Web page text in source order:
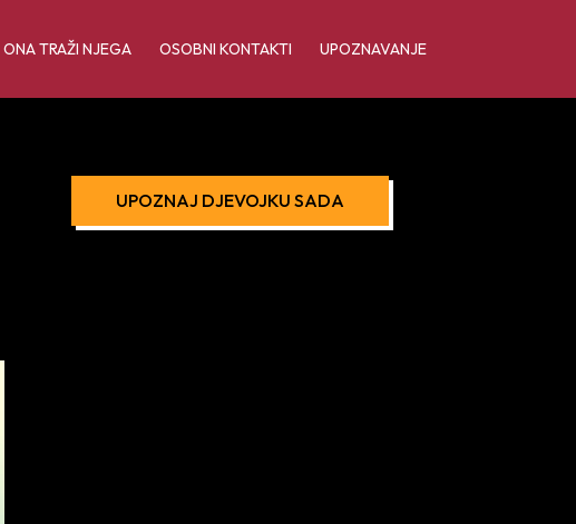
ONA TRAŽI NJEGA OSOBNI KONTAKTI UPOZNAVANJE
UPOZNAJ DJEVOJKU SADA